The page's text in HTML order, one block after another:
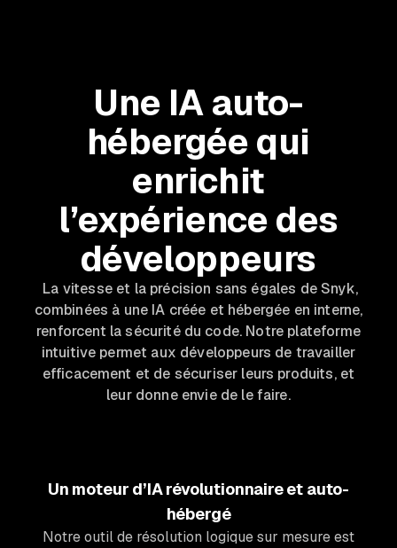
Une IA auto-
hébergée qui
enrichit
l’expérience des
développeurs
La vitesse et la précision sans égales de Snyk,
combinées à une IA créée et hébergée en interne,
renforcent la sécurité du code. Notre plateforme
intuitive permet aux développeurs de travailler
efficacement et de sécuriser leurs produits, et
leur donne envie de le faire.
Un moteur d’IA révolutionnaire et auto-
hébergé
Notre outil de résolution logique sur mesure est